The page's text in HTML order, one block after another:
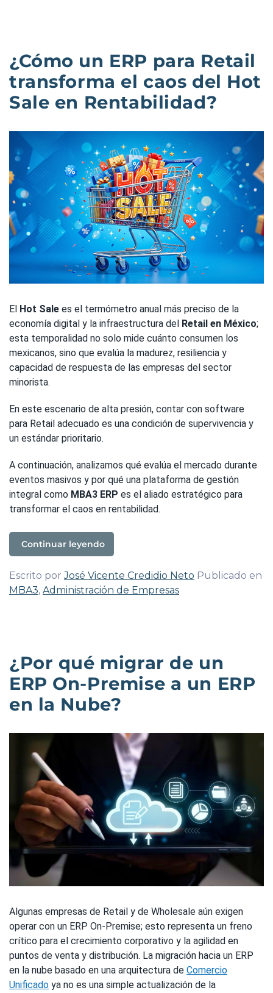
¿Cómo un ERP para Retail
transforma el caos del Hot
Sale en Rentabilidad?
El Hot Sale es el termómetro anual más preciso de la
economía digital y la infraestructura del Retail en México;
esta temporalidad no solo mide cuánto consumen los
mexicanos, sino que evalúa la madurez, resiliencia y
capacidad de respuesta de las empresas del sector
minorista.
En este escenario de alta presión, contar con software
para Retail adecuado es una condición de supervivencia y
un estándar prioritario.
A continuación, analizamos qué evalúa el mercado durante
eventos masivos y por qué una plataforma de gestión
integral como MBA3 ERP es el aliado estratégico para
transformar el caos en rentabilidad.
Continuar leyendo
Escrito porJosé Vicente Credidio Neto Publicado en
MBA3, Administración de Empresas
¿Por qué migrar de un
ERP On-Premise a un ERP
en la Nube?
Algunas empresas de Retail y de Wholesale aún exigen
operar con un ERP On-Premise; esto representa un freno
crítico para el crecimiento corporativo y la agilidad en
puntos de venta y distribución. La migración hacia un ERP
en la nube basado en una arquitectura de Comercio
Unificado ya no es una simple actualización de la